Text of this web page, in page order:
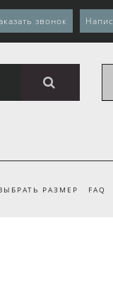
звонок
РАЗМЕР FAQ